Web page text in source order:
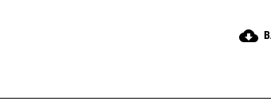
cloud_download